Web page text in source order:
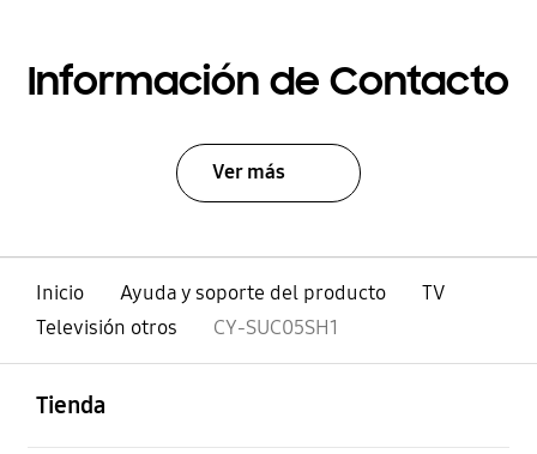
Información de Contacto
Ver más
Inicio Ayuda y soporte del producto
TV
Televisión otros
CY-SUC05SH1
Tienda